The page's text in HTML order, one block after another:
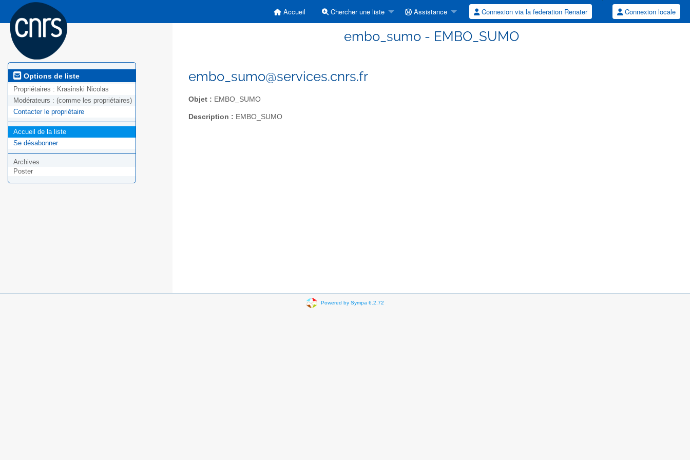
Accueil Chercher une liste Assistance Connexion via la federation Renater Connexion locale
embo_sumo - EMBO_SUMO
Options de liste
Propriétaires : Krasinski Nicolas
Modérateurs : (comme les propriétaires)
Contacter le propriétaire
Accueil de la liste
Se désabonner
Archives
Poster
embo_sumo@services.cnrs.fr
Objet : EMBO_SUMO
Description : EMBO_SUMO
Powered by Sympa 6.2.72